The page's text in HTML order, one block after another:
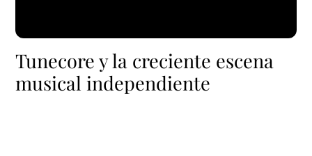
Tunecore y la creciente escena
musical independiente